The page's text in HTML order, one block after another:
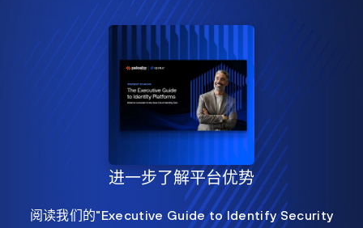
进一步了解平台优势
阅读我们的"Executive Guide to Identify Security